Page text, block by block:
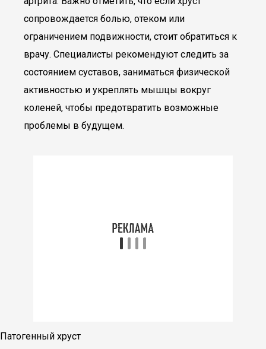
сопровождается болью, отеком или
ограничением подвижности, стоит обратиться к
врачу. Специалисты рекомендуют следить за
состоянием суставов, заниматься физической
активностью и укреплять мышцы вокруг
коленей, чтобы предотвратить возможные
проблемы в будущем.
Патогенный хруст